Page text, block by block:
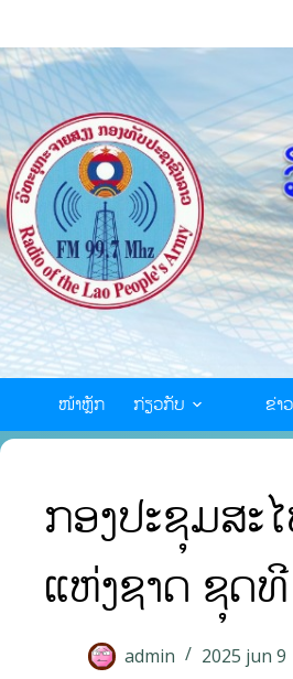
ໜ້າຫຼັກ ກ່ຽວກັບ ຂ່າ
ກອງປະຊຸມສະ
ແຫ່ງຊາດ ຊຸດທີ
admin 2025 jun 9